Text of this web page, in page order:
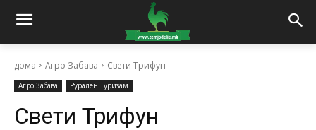
дома Агро Забава Свети Трифун
Агро Забава Рурален Туризам
Свети Трифун